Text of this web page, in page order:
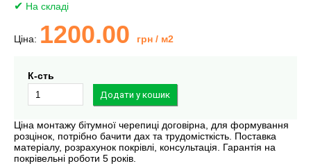
На складі
Ціна: 1200.00 грн / м2
К-сть
Ціна монтажу бітумної черепиці договірна, для формування
розцінок, потрібно бачити дах та трудомісткість. Поставка
матеріалу, розрахунок покрівлі, консультація. Гарантія на
покрівельні роботи 5 років.